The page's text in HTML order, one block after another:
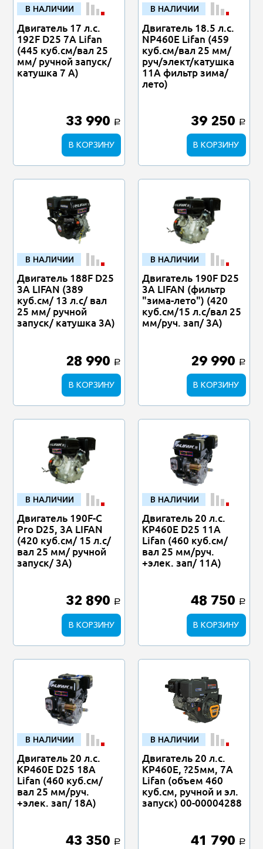
В НАЛИЧИИ
Двигатель 17 л.с.
192F D25 7А Lifan
(445 куб.см/вал 25
мм/ ручной запуск/
катушка 7 А)
33 990 a
В КОРЗИНУ
В НАЛИЧИИ
Двигатель 18.5 л.с.
NP460E Lifan (459
куб.см/вал 25 мм/
руч/элект/катушка
11А фильтр зима/
лето)
39 250 a
В КОРЗИНУ
В НАЛИЧИИ
Двигатель 188F D25
3А LIFAN (389
куб.см/ 13 л.с/ вал
25 мм/ ручной
запуск/ катушка 3A)
28 990 a
В КОРЗИНУ
В НАЛИЧИИ
Двигатель 190F D25
3А LIFAN (фильтр
"зима-лето") (420
куб.см/15 л.с/вал 25
мм/руч. зап/ 3А)
29 990 a
В КОРЗИНУ
В НАЛИЧИИ
Двигатель 190F-C
Pro D25, 3А LIFAN
(420 куб.см/ 15 л.с/
вал 25 мм/ ручной
запуск/ 3А)
32 890 a
В КОРЗИНУ
В НАЛИЧИИ
Двигатель 20 л.с.
KP460E D25 11A
Lifan (460 куб.см/
вал 25 мм/руч.
+элек. зап/ 11А)
48 750 a
В КОРЗИНУ
В НАЛИЧИИ
Двигатель 20 л.с.
KP460E D25 18A
Lifan (460 куб.см/
вал 25 мм/руч.
+элек. зап/ 18А)
43 350 a
В НАЛИЧИИ
Двигатель 20 л.с.
KP460E, ?25мм, 7А
Lifan (объем 460
куб.см, ручной и эл.
запуск) 00-00004288
41 790 a